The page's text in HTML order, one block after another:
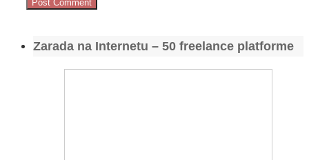
Zarada na Internetu – 50 freelance platforme